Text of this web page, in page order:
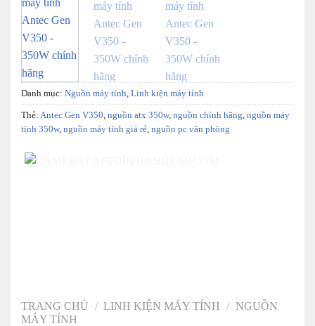
Danh mục: Nguồn máy tính, Linh kiện máy tính
Thẻ: Antec Gen V350, nguồn atx 350w, nguồn chính hãng, nguồn máy
tính 350w, nguồn máy tính giá rẻ, nguồn pc văn phòng
TRANG CHỦ / LINH KIỆN MÁY TÍNH / NGUỒN
MÁY TÍNH